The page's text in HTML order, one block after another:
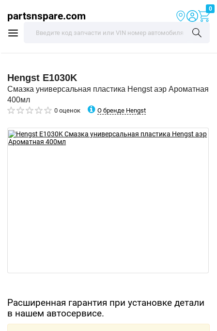
partsnspare.com
0
Hengst E1030K
Смазка универсальная пластика Hengst аэр Ароматная
400мл
0 оценок О бренде Hengst
Расширенная гарантия при установке детали
в нашем автосервисе.